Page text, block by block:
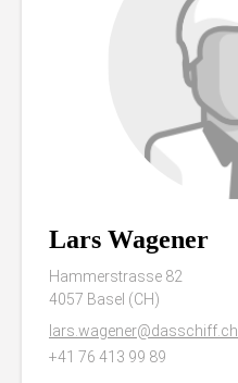
Lars Wagener
Hammerstrasse 82
4057 Basel (CH)
lars.wagener@dasschiff.ch
+41 76 413 99 89